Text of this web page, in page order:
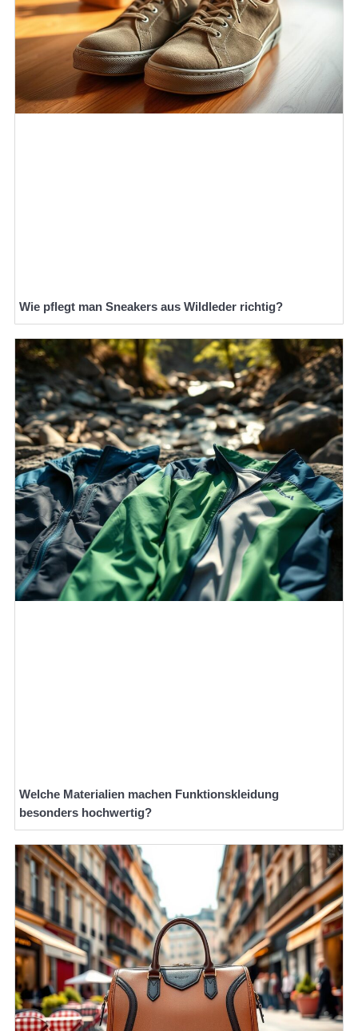
Wie pflegt man Sneakers aus Wildleder richtig?
Welche Materialien machen Funktionskleidung
besonders hochwertig?